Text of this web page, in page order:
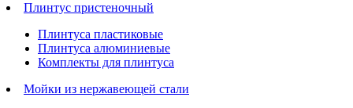
Плинтус пристеночный
Плинтуса пластиковые
Плинтуса алюминиевые
Комплекты для плинтуса
Мойки из нержавеющей стали